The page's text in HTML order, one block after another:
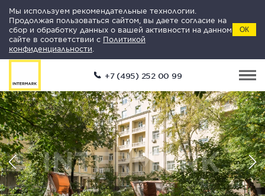
Мы используем рекомендательные технологии.
Продолжая пользоваться сайтом, вы даете согласие на
сбор и обработку данных о вашей активности на данном
сайте в соответствии с Политикой
конфиденциальности
ОК
+7 (495) 252 00 99